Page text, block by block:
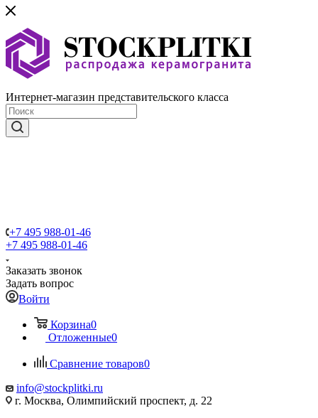
Интернет-магазин представительского класса
+7 495 988-01-46
+7 495 988-01-46
Заказать звонок
Задать вопрос
Войти
Корзина0
Отложенные0
Сравнение товаров0
info@stockplitki.ru
г. Москва, Олимпийский проспект, д. 22